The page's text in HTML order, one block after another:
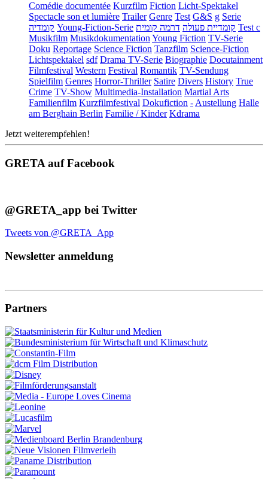
Comédie documentée Kurzfilm Fiction Licht-Spektakel
Spectacle son et lumière Trailer Genre Test G&S g Serie
קומדיה Young-Fiction-Serie קומדיית פעולה דרמה קומית
Test c
Musikfilm MusikdokumentationYoung Fiction TV-Serie
Doku Reportage Science Fiction Tanzfilm Science-Fiction
Lichtspektakel sdf Drama TV-Serie Biographie Docutainment
Filmfestival Western Festival Romantik TV-Sendung
Spielfilm Genres Horror-Thriller Satire Divers History True
Crime TV-Show Multimedia-Installation Martial Arts
Familienfilm Kurzfilmfestival Dokufiction -Austellung Halle
am Berghain Berlin Familie / Kinder Kdrama
Jetzt weiterempfehlen!
GRETA auf Facebook
@GRETA_app bei Twitter
Tweets von @GRETA_App
Newsletter anmeldung
Partners